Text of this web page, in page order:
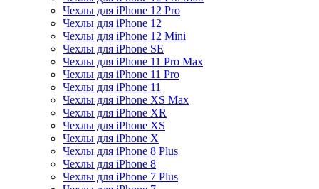
Чехлы для iPhone 12 Pro
Чехлы для iPhone 12
Чехлы для iPhone 12 Mini
Чехлы для iPhone SE
Чехлы для iPhone 11 Pro Max
Чехлы для iPhone 11 Pro
Чехлы для iPhone 11
Чехлы для iPhone XS Max
Чехлы для iPhone XR
Чехлы для iPhone XS
Чехлы для iPhone X
Чехлы для iPhone 8 Plus
Чехлы для iPhone 8
Чехлы для iPhone 7 Plus